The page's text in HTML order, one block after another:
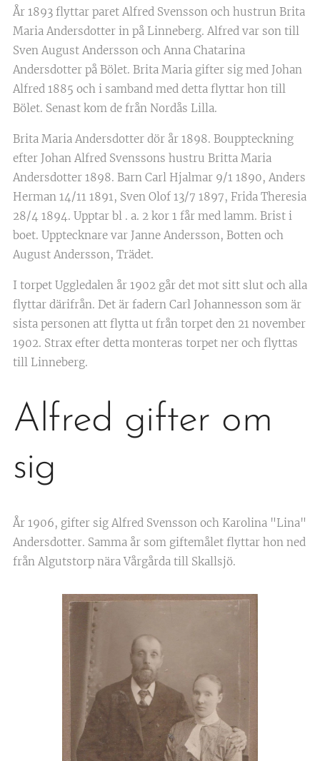
År 1893 flyttar paret Alfred Svensson och hustrun Brita
Maria Andersdotter in på Linneberg. Alfred var son till
Sven August Andersson och Anna Chatarina
Andersdotter på Bölet. Brita Maria gifter sig med Johan
Alfred 1885 och i samband med detta flyttar hon till
Bölet. Senast kom de från Nordås Lilla.
Brita Maria Andersdotter dör år 1898. Bouppteckning
efter Johan Alfred Svenssons hustru Britta Maria
Andersdotter 1898. Barn Carl Hjalmar 9/1 1890, Anders
Herman 14/11 1891, Sven Olof 13/7 1897, Frida Theresia
28/4 1894. Upptar bl . a. 2 kor 1 får med lamm. Brist i
boet. Upptecknare var Janne Andersson, Botten och
August Andersson, Trädet.
I torpet Uggledalen år 1902 går det mot sitt slut och alla
flyttar därifrån. Det är fadern Carl Johannesson som är
sista personen att flytta ut från torpet den 21 november
1902. Strax efter detta monteras torpet ner och flyttas
till Linneberg.
Alfred gifter om
sig
År 1906, gifter sig Alfred Svensson och Karolina "Lina"
Andersdotter. Samma år som giftemålet flyttar hon ned
från Algutstorp nära Vårgårda till Skallsjö.